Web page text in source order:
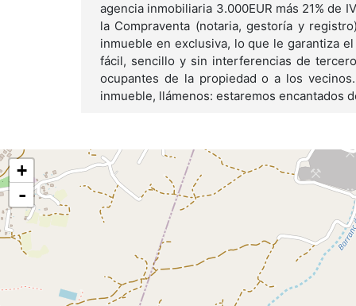
agencia inmobiliaria 3.000EUR más 21% de
la Compraventa (notaria, gestoría y
inmueble en exclusiva, lo que le garantiza
fácil, sencillo y sin interferencias de
ocupantes de la propiedad o a los
inmueble, llámenos: estaremos encantados
+
-